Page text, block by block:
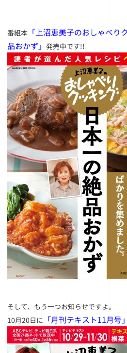
番組本 「上沼恵美子のおしゃべ
品おかず」 発売中です!!
そして、もう一つお知らせですよ。
10月20日に 「月刊テキスト11月号」